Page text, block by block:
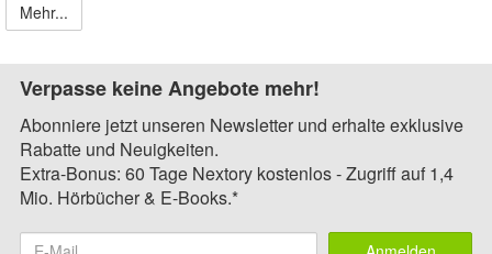
Mehr...
Verpasse keine Angebote mehr!
Abonniere jetzt unseren Newsletter und erhalte exklusive
Rabatte und Neuigkeiten.
Extra-Bonus: 60 Tage Nextory kostenlos - Zugriff auf 1,4
Mio. Hörbücher & E-Books.*